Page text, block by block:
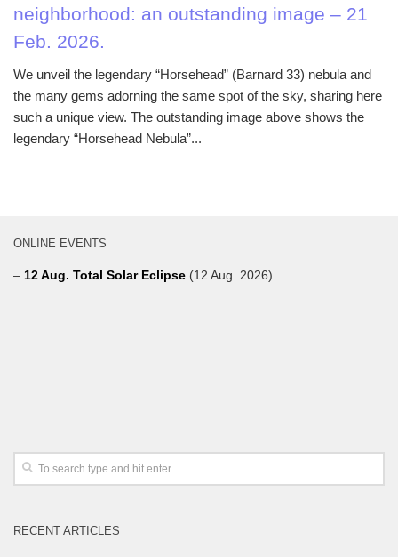
neighborhood: an outstanding image – 21
Feb. 2026.
We unveil the legendary “Horsehead” (Barnard 33) nebula and
the many gems adorning the same spot of the sky, sharing here
such a unique view. The outstanding image above shows the
legendary “Horsehead Nebula”...
ONLINE EVENTS
– 12 Aug. Total Solar Eclipse (12 Aug. 2026)
RECENT ARTICLES